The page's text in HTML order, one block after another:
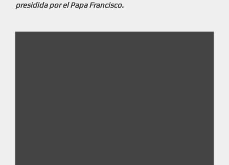
presidida por el Papa Francisco.